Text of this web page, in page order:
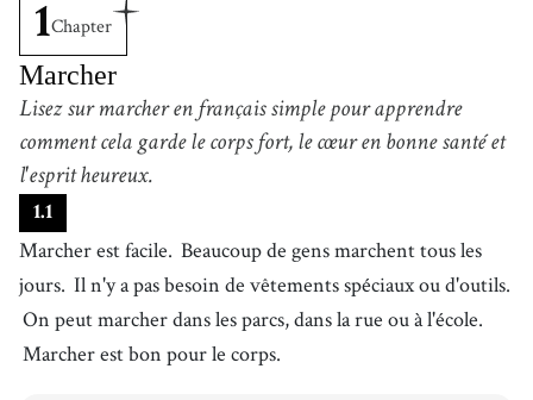
1Chapter
Marcher
Lisez sur marcher en français simple pour apprendre
comment cela garde le corps fort, le cœur en bonne santé et
l'esprit heureux.
1.1
Marcher est facile. Beaucoup de gens marchent tous les
jours. Il n'y a pas besoin de vêtements spéciaux ou d'outils.
On peut marcher dans les parcs, dans la rue ou à l'école.
Marcher est bon pour le corps.